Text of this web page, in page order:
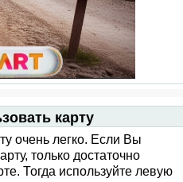
карту
очень легко. Если Вы
только достаточно
Тогда используйте левую